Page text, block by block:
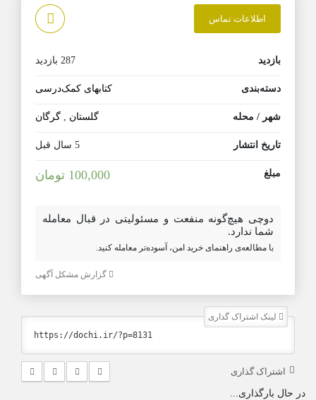
اطلاعات تماس
بازدید 287 بازدید
دسته‌بندی کتابهای کمک‌درسی
شهر / محله گلستان , گرگان
تاریخ انتشار 5 سال قبل
مبلغ 100,000 تومان
دوچی هیچ‌گونه منفعت و مسئولیتی در قبال معامله
شما ندارد.
با مطالعه‌ی راهنمای خرید امن، آسوده‌تر معامله کنید.
گزارش مشکل آگهی
لینک اشتراک گذاری
اشتراک گذاری
در حال بارگذاری...